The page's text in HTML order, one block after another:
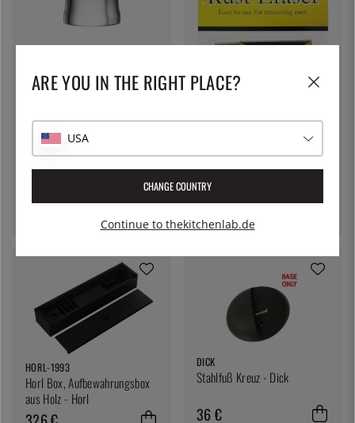
- Horl
NANIWA
Rostlöser/Rostradierer -
Naniwa
HORL-1993
Horl Box, Aufbewahrungsbox
aus Holz - Horl
DICK
Stahlfuß Kreuz - Dick
36 €
ARE YOU IN THE RIGHT PLACE?
USA
CHANGE COUNTRY
Continue to thekitchenlab.de